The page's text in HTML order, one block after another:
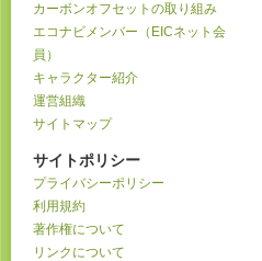
カーボンオフセットの取り組み
エコナビメンバー（EICネット会
員）
キャラクター紹介
運営組織
サイトマップ
サイトポリシー
プライバシーポリシー
利用規約
著作権について
リンクについて